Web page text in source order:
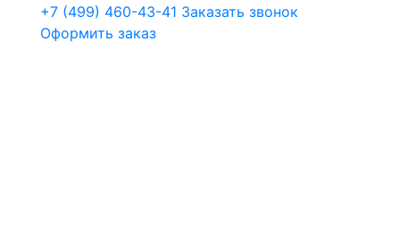
+7 (499) 460-43-41 Заказать звонок
Оформить заказ